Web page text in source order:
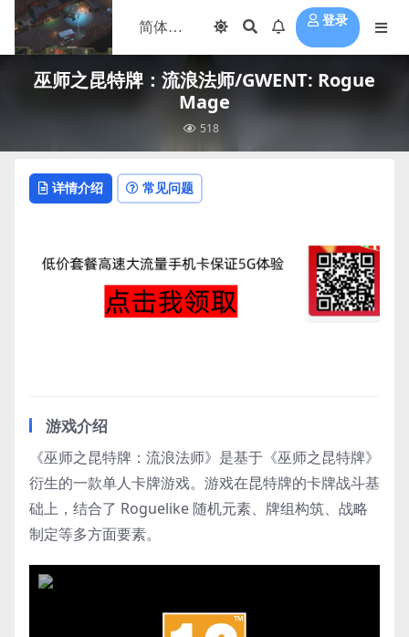
登录
巫师之昆特牌：流浪法师/GWENT: Rogue
Mage
518
详情介绍 常见问题
游戏介绍
《巫师之昆特牌：流浪法师》是基于《巫师之昆特牌》
衍生的一款单人卡牌游戏。游戏在昆特牌的卡牌战斗基
础上，结合了 Roguelike 随机元素、牌组构筑、战略
制定等多方面要素。